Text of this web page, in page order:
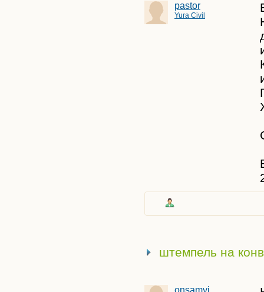
pastor
Yura Civil
штемпель на
onsamyj